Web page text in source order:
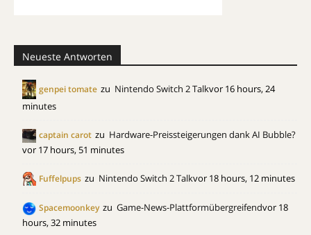
Neueste Antworten
genpei tomate zu Nintendo Switch 2 Talkvor 16 hours, 24
minutes
captain carot zu Hardware-Preissteigerungen dank AI Bubble?
vor 17 hours, 51 minutes
Fuffelpups zu Nintendo Switch 2 Talkvor 18 hours, 12 minutes
Spacemoonkey zu Game-News-Plattformübergreifendvor 18
hours, 32 minutes